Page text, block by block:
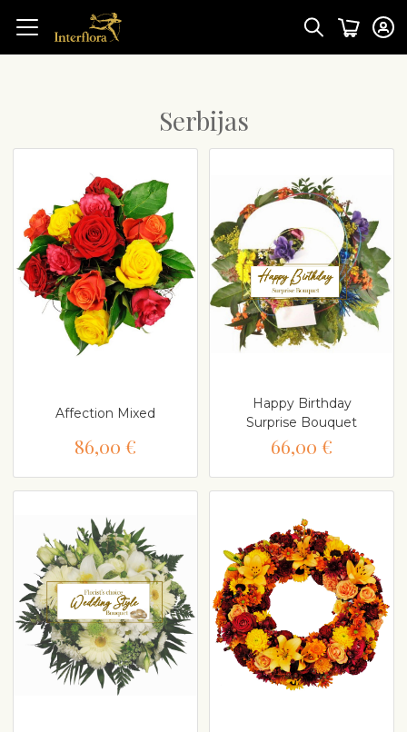
Serbijas
Affection Mixed
86,00 €
Happy Birthday
Surprise Bouquet
66,00 €